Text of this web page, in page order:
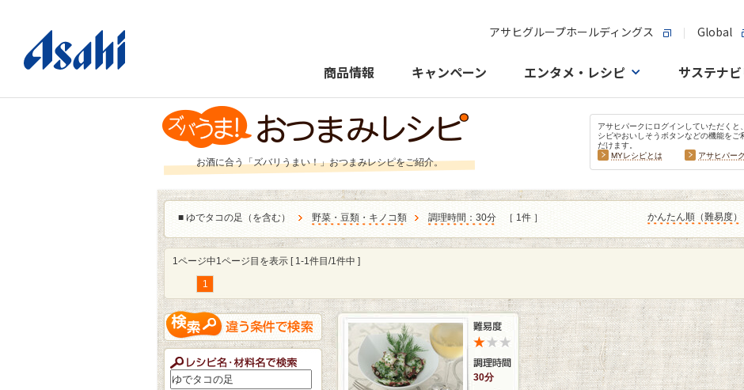
アサヒグループホールディングス Global
商品情報 キャンペーン エンタメ・レシピ サステナビ
お酒に合う「ズバリうまい！」おつまみレシピをご紹介。
アサヒパークにログインしていただくと
シピやおいしそうボタンなどの機能をご
だけます。
MYレシピとは
アサヒパー
■ ゆでタコの足（を含む） 野菜・豆類・キノコ類 調理時間：30分 ［ 1件 ］ かんたん順（難易度）
1ページ中1ページ目を表示 [ 1-1件目/1件中 ]
1
30分